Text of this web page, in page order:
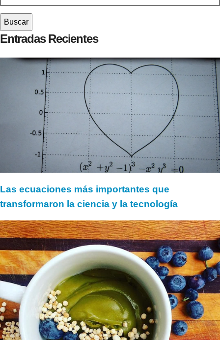
Entradas Recientes
Las ecuaciones más importantes que
transformaron la ciencia y la tecnología